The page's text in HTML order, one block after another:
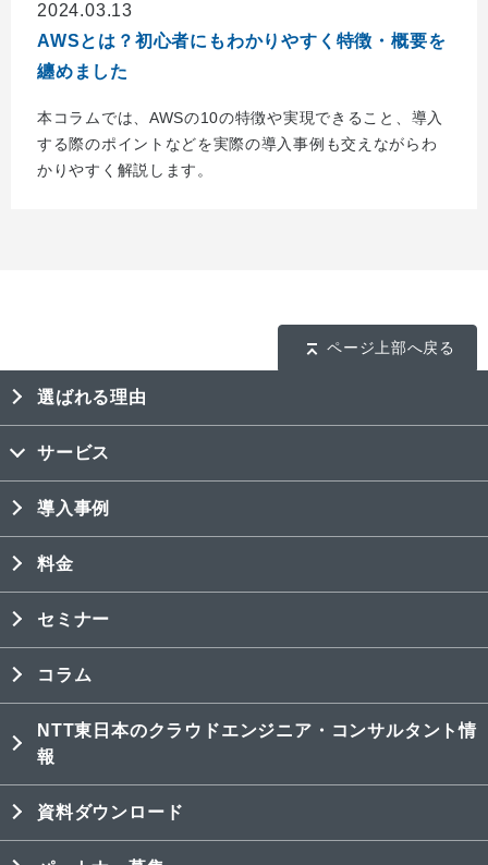
2024.03.13
AWSとは？初心者にもわかりやすく特徴・概要を
纏めました
本コラムでは、AWSの10の特徴や実現できること、導入
する際のポイントなどを実際の導入事例も交えながらわ
かりやすく解説します。
ページ上部へ戻る
選ばれる理由
サービス
導入事例
料金
セミナー
コラム
NTT東日本のクラウドエンジニア・コンサルタント情
報
資料ダウンロード